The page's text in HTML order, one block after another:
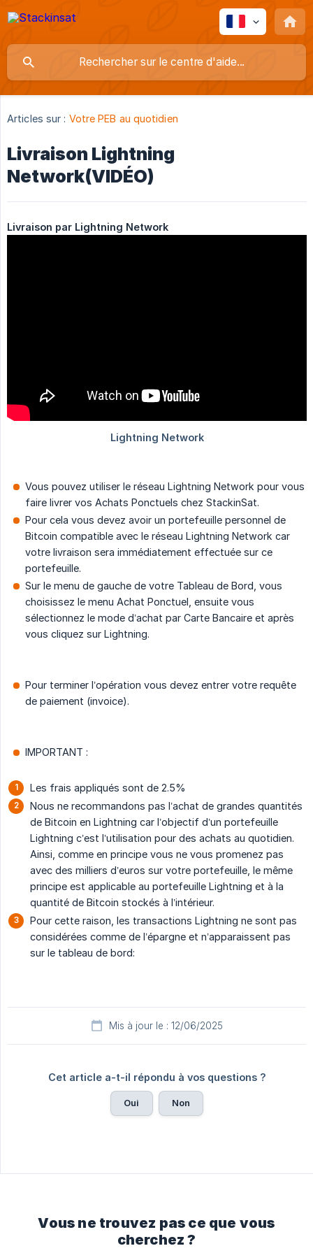
Articles sur : Votre PEB au quotidien
Livraison Lightning
Network(VIDÉO)
Livraison par Lightning Network
Vous pouvez utiliser le réseau Lightning Network pour vous
faire livrer vos Achats Ponctuels chez StackinSat.
Pour cela vous devez avoir un portefeuille personnel de
Bitcoin compatible avec le réseau Lightning Network car
votre livraison sera immédiatement effectuée sur ce
portefeuille.
Sur le menu de gauche de votre Tableau de Bord, vous
choisissez le menu Achat Ponctuel, ensuite vous
sélectionnez le mode d’achat par Carte Bancaire et après
vous cliquez sur Lightning.
Pour terminer l’opération vous devez entrer votre requête
de paiement (invoice).
IMPORTANT :
Les frais appliqués sont de 2.5%
Nous ne recommandons pas l’achat de grandes quantités
de Bitcoin en Lightning car l’objectif d’un portefeuille
Lightning c’est l’utilisation pour des achats au quotidien.
Ainsi, comme en principe vous ne vous promenez pas
avec des milliers d’euros sur votre portefeuille, le même
principe est applicable au portefeuille Lightning et à la
quantité de Bitcoin stockés à l’intérieur.
Pour cette raison, les transactions Lightning ne sont pas
considérées comme de l’épargne et n’apparaissent pas
sur le tableau de bord:
Mis à jour le : 12/06/2025
Cet article a-t-il répondu à vos questions ?
Oui Non
Vous ne trouvez pas ce que vous
cherchez ?